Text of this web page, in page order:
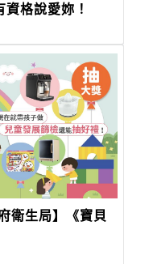
格說愛妳！
衛生局】《寶貝